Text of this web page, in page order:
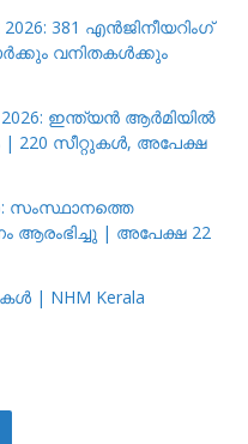
2026: 381 എൻജിനീയറിംഗ്
വനിതകൾക്കും
2026: ഇന്ത്യൻ ആർമിയിൽ
സീറ്റുകൾ, അപേക്ഷ
സംസ്ഥാനത്തെ
ആരംഭിച്ചു | അപേക്ഷ 22
| NHM Kerala